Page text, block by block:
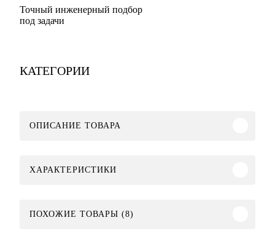
Точный инженерный подбор
под задачи
КАТЕГОРИИ
ОПИСАНИЕ ТОВАРА
ХАРАКТЕРИСТИКИ
ПОХОЖИЕ ТОВАРЫ (8)